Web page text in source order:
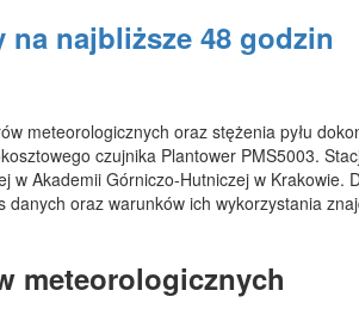
najbliższe 48 godzin
meteorologicznych oraz stężenia pyłu
czujnika Plantower PMS5003.
w Akademii Górniczo-Hutniczej w Krakowie.
oraz warunków ich wykorzystania
meteorologicznych